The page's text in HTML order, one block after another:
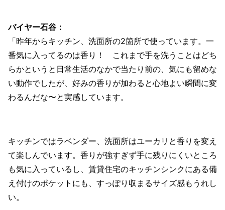
バイヤー石谷：
「昨年からキッチン、洗面所の2箇所で使っています。一
番気に入ってるのは香り！ これまで手を洗うことはどち
らかというと日常生活のなかで当たり前の、気にも留めな
い動作でしたが、好みの香りが加わると心地よい瞬間に変
わるんだな〜と実感しています。
キッチンではラベンダー、洗面所はユーカリと香りを変え
て楽しんでいます。香りが強すぎず手に残りにくいところ
も気に入っているし、賃貸住宅のキッチンシンクにある備
え付けのポケットにも、すっぽり収まるサイズ感もうれし
い。